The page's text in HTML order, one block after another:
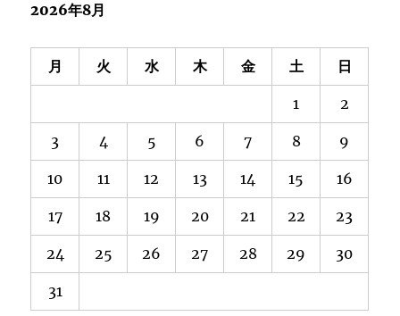
2026年8月
月 火 水 木 金 土 日
1 2
3 4 5 6 7 8 9
10 11 12 13 14 15 16
17 18 19 20 21 22 23
24 25 26 27 28 29 30
31